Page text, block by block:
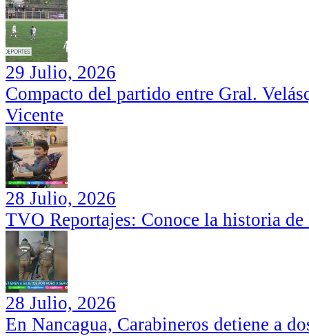
29 Julio, 2026
Compacto del partido entre Gral.
Vicente
28 Julio, 2026
TVO Reportajes: Conoce la historia
28 Julio, 2026
En Nancagua, Carabineros detiene a